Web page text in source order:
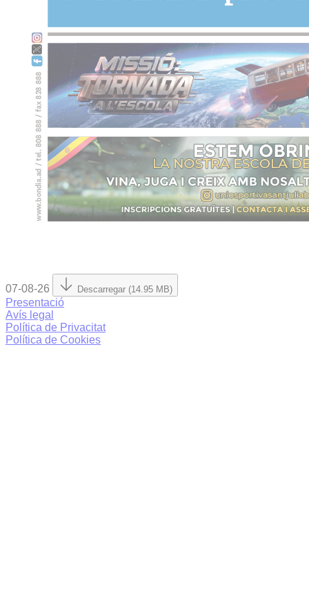
07-08-26 Descarregar (14.95 MB)
Presentació
Avís legal
Política de Privacitat
Política de Cookies